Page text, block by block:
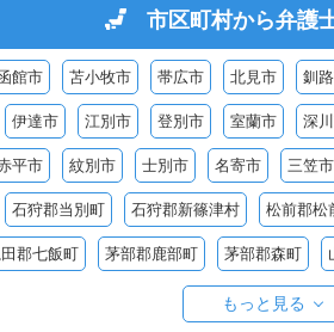
市区町村から弁護
館市 苫小牧市 帯広市 北見市 釧
伊達市 江別市 登別市 室蘭市 深
平市 紋別市 士別市 名寄市 三笠市
石狩郡当別町 石狩郡新篠津村 松前郡松
郡七飯町 茅部郡鹿部町 茅部郡森町
奥尻郡奥尻町
もっと見る